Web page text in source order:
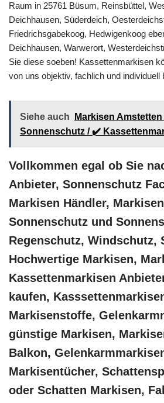
Raum in 25761 Büsum, Reinsbüttel,
Deichhausen, Süderdeich,
Friedrichsgabekoog, Hedwigenkoog
Deichhausen, Warwerort,
Sie diese soeben! Kassettenmarkisen
von uns objektiv, fachlich und individuell
Siehe auch
Markisen
Sonnenschutz / ✔️
Vollkommen egal ob Sie
Anbieter, Sonnenschutz
Markisen Händler,
Sonnenschutz und
Regenschutz, Windschutz,
Hochwertige Markisen,
Kassettenmarkisen
kaufen,
Markisenstoffe,
günstige Markisen,
Balkon,
Markisentücher,
oder Schatten Markisen,